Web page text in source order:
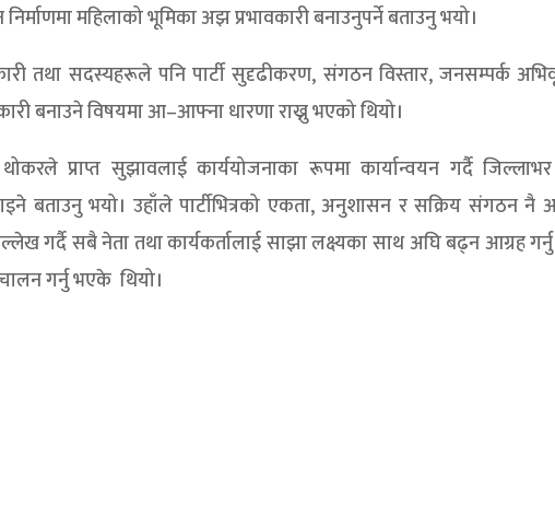
महिलाको भूमिका अझ प्रभावकारी बनाउनुपर्ने बताउनु भयो।
तथा सदस्यहरूले पनि पार्टी सुदृढीकरण, संगठन विस्तार, जनसम्पर्क
बनाउने विषयमा आ–आफ्ना धारणा राख्नु भएको थियो।
प्राप्त सुझावलाई कार्ययोजनाका रूपमा कार्यान्वयन गर्दै जिल्लाभर
बताउनु भयो। उहाँले पार्टीभित्रको एकता, अनुशासन र सक्रिय संगठन नै
गर्दै सबै नेता तथा कार्यकर्तालाई साझा लक्ष्यका साथ अघि बढ्न आग्रह
गर्नु भएके थियो।